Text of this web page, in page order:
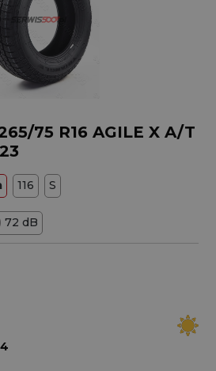
75 R16 AGILE X A/T
116 S
72 dB